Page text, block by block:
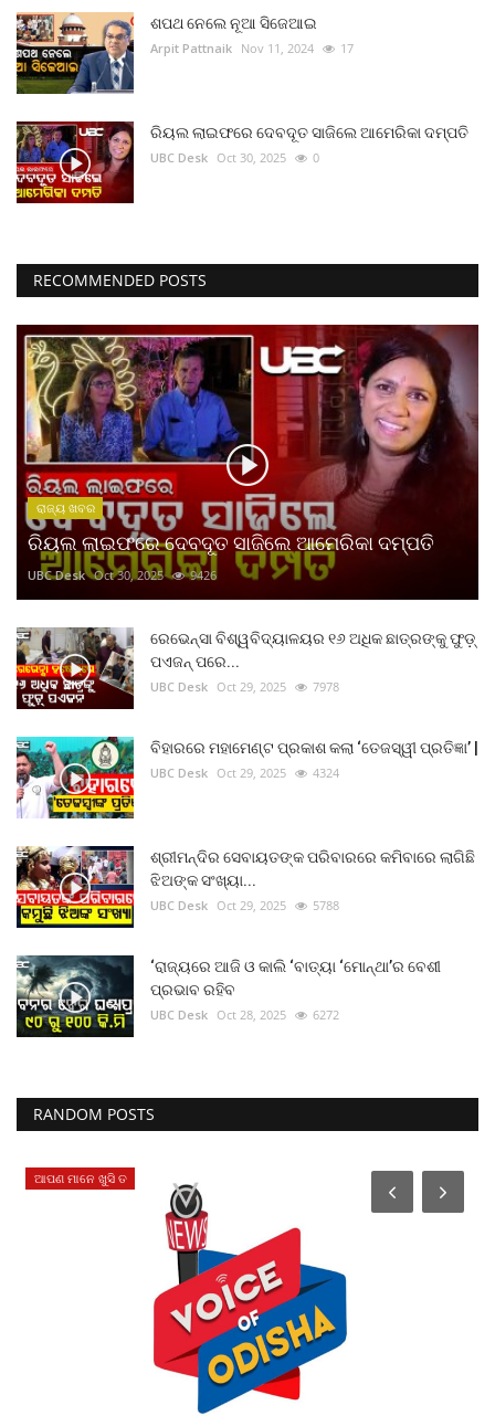
ଶପଥ ନେଲେ ନୂଆ ସିଜେଆଇ
Arpit Pattnaik Nov 11, 2024 17
ରିୟଲ ଲାଇଫରେ ଦେବଦୂତ ସାଜିଲେ ଆମେରିକା ଦମ୍ପତି
UBC Desk Oct 30, 2025 0
RECOMMENDED POSTS
ରାଜ୍ୟ ଖବର
ରିୟଲ ଲାଇଫରେ ଦେବଦୂତ ସାଜିଲେ ଆମେରିକା ଦମ୍ପତି
UBC Desk Oct 30, 2025 9426
ରେଭେନ୍ସା ବିଶ୍ୱବିଦ୍ୟାଳୟର ୧୬ ଅଧିକ ଛାତ୍ରଙ୍କୁ ଫୁଡ଼୍
ପଏଜନ୍ ପରେ...
UBC Desk Oct 29, 2025 7978
ବିହାରରେ ମହାମେଣ୍ଟ ପ୍ରକାଶ କଲା ‘ତେଜସ୍ୱୀ ପ୍ରତିଜ୍ଞା’ |
UBC Desk Oct 29, 2025 4324
ଶ୍ରୀମନ୍ଦିର ସେବାୟତଙ୍କ ପରିବାରରେ କମିବାରେ ଲାଗିଛି
ଝିଅଙ୍କ ସଂଖ୍ୟା...
UBC Desk Oct 29, 2025 5788
‘ରାଜ୍ୟରେ ଆଜି ଓ କାଲି ‘ବାତ୍ୟା ‘ମୋନ୍ଥା’ର ବେଶୀ
ପ୍ରଭାବ ରହିବ
UBC Desk Oct 28, 2025 6272
RANDOM POSTS
ଆପଣ ମାନେ ଖୁସି ତ